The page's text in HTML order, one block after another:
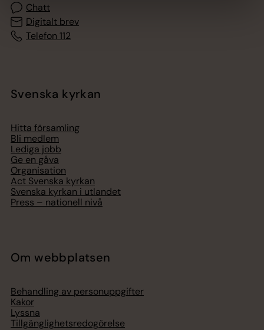
Chatt
Digitalt brev
Telefon 112
Svenska kyrkan
Hitta församling
Bli medlem
Lediga jobb
Ge en gåva
Organisation
Act Svenska kyrkan
Svenska kyrkan i utlandet
Press – nationell nivå
Om webbplatsen
Behandling av personuppgifter
Kakor
Lyssna
Tillgänglighetsredogörelse